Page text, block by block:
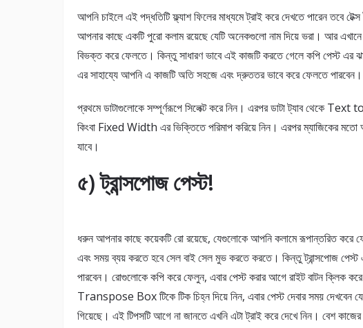
আপনি চাইলে এই পদ্ধতিটি ফ্ল্যাশ ফিলের মাধ্যমে ট্রাই করে দেখতে পারেন তবে
আপনার কাছে একটি পুরো কলাম রয়েছে যেটি অনেকগুলো নাম দিয়ে ভরা। আর
বিভক্ত করে ফেলতে। কিন্তু সাধারণ ভাবে এই কাজটি করতে গেলে কপি পেস্ট এর
এর সাহায্যে আপনি এ কাজটি অতি সহজে এবং দ্রুততর ভাবে করে ফেলতে পারবেন।
প্রথমে ডাটাগুলোকে সম্পূর্ণরূপে সিলেক্ট করে নিন। এরপর ডাটা ট্যাব
কিংবা Fixed Width এর ভিক্তিতে পরিমাপ করিয়ে নিন। এরপর ম্যাজিকের মতো
যাবে।
৫) ট্রান্সপোজ পেস্ট!
ধরুন আপনার কাছে কয়েকটি রো রয়েছে, যেগুলোকে আপনি কলামে রূপান্তরিত করে
এবং সময় ব্যয় করতে হবে সেল বাই সেল মুভ করতে করতে। কিন্তু ট্রান্সপোজ
পারবেন। রোগুলোকে কপি করে ফেলুন, এবার পেস্ট করার আগে রাইট বাটন
Transpose Box টিকে টিক চিহ্ন দিয়ে নিন, এবার পেস্ট দেবার সময় দেখবেন যে
গিয়েছে। এই টিপসটি আগে না জানতে এখনি এটা ট্রাই করে দেখে নিন। বেশ কাজের